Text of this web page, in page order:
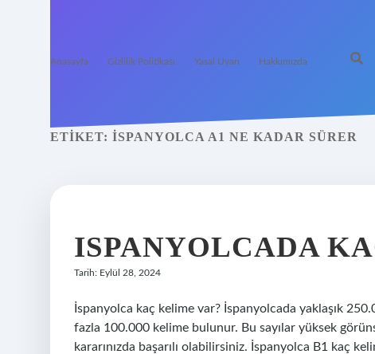
Anasayfa Gizlilik Politikası Yasal Uyarı Hakkımızda
ETIKET: İSPANYOLCA A1 NE KADAR SÜRER
ISPANYOLCADA
Tarih: Eylül 28, 2024
İspanyolca kaç kelime var? İspanyolcada yaklaşık
fazla 100.000 kelime bulunur. Bu sayılar yüksek
kararınızda başarılı olabilirsiniz. İspanyolca B1 kaç